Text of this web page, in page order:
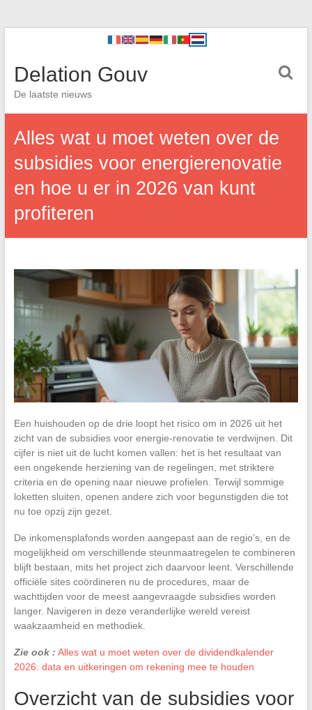
Delation Gouv
De laatste nieuws
Alles wat u moet weten over de
subsidies voor energierenovatie
en hoe u er in 2026 van kunt
profiteren
Een huishouden op de drie loopt het risico om in 2026 uit het
zicht van de subsidies voor energie-renovatie te verdwijnen. Dit
cijfer is niet uit de lucht komen vallen: het is het resultaat van
een ongekende herziening van de regelingen, met striktere
criteria en de opening naar nieuwe profielen. Terwijl sommige
loketten sluiten, openen andere zich voor begunstigden die tot
nu toe opzij zijn gezet.
De inkomensplafonds worden aangepast aan de regio’s, en de
mogelijkheid om verschillende steunmaatregelen te combineren
blijft bestaan, mits het project zich daarvoor leent. Verschillende
officiële sites coördineren nu de procedures, maar de
wachttijden voor de meest aangevraagde subsidies worden
langer. Navigeren in deze veranderlijke wereld vereist
waakzaamheid en methodiek.
Zie ook : Alles wat u moet weten over de dividendkalender
2026: data en uitkeringen om rekening mee te houden
Overzicht van de subsidies voor